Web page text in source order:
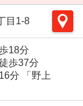
目1-8
18分
歩37分
分 「野上